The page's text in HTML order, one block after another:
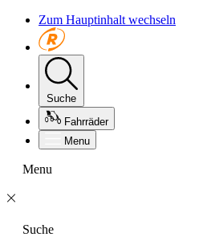
Zum Hauptinhalt wechseln
Suche
Fahrräder
Menu
Menu
Suche